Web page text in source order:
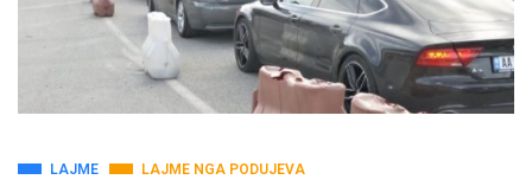
LAJME LAJME NGA PODUJEVA